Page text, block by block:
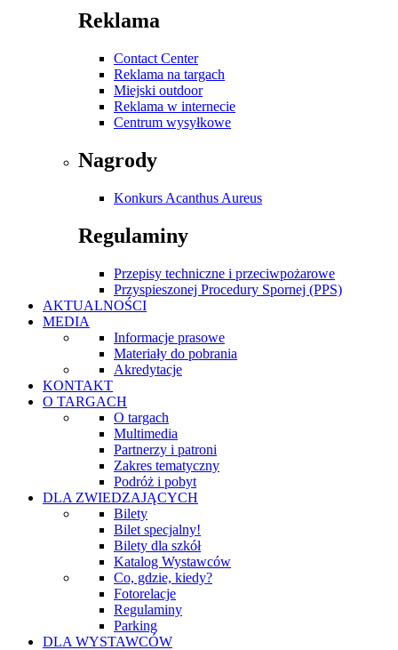
Reklama
Contact Center
Reklama na targach
Miejski outdoor
Reklama w internecie
Centrum wysyłkowe
Nagrody
Konkurs Acanthus Aureus
Regulaminy
Przepisy techniczne i przeciwpożarowe
Przyspieszonej Procedury Spornej (PPS)
AKTUALNOŚCI
MEDIA
Informacje prasowe
Materiały do pobrania
Akredytacje
KONTAKT
O TARGACH
O targach
Multimedia
Partnerzy i patroni
Zakres tematyczny
Podróż i pobyt
DLA ZWIEDZAJĄCYCH
Bilety
Bilet specjalny!
Bilety dla szkół
Katalog Wystawców
Co, gdzie, kiedy?
Fotorelacje
Regulaminy
Parking
DLA WYSTAWCÓW